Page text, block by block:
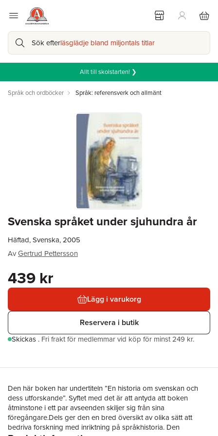
Sök efterläsglädje bland miljontals titlar
Allt till skolstarten! ❯
Språk och ordböcker Språk: referensverk och allmänt
Svenska språket under sjuhundra år
Häftad, Svenska, 2005
AvGertrud Pettersson
439 kr
Lägg i varukorg
Reservera i butik
Skickas . Fri frakt för medlemmar vid köp för minst 249 kr.
Den här boken har undertiteln ”En historia om svenskan och
dess utforskande”. Syftet med det är att antyda att boken
åtminstone i ett par avseenden skiljer sig från sina
föregångare.Dels ger den en bred översikt av olika sätt att
bedriva forskning med inriktning på språkhistoria. Den